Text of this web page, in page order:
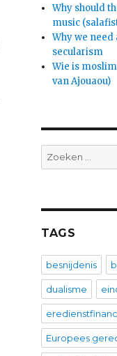
Why should
music
Why we
secularism
Wie is
van Ajouaou)
Zoeken
naar:
TAGS
besnijdenis
dualisme
Europees